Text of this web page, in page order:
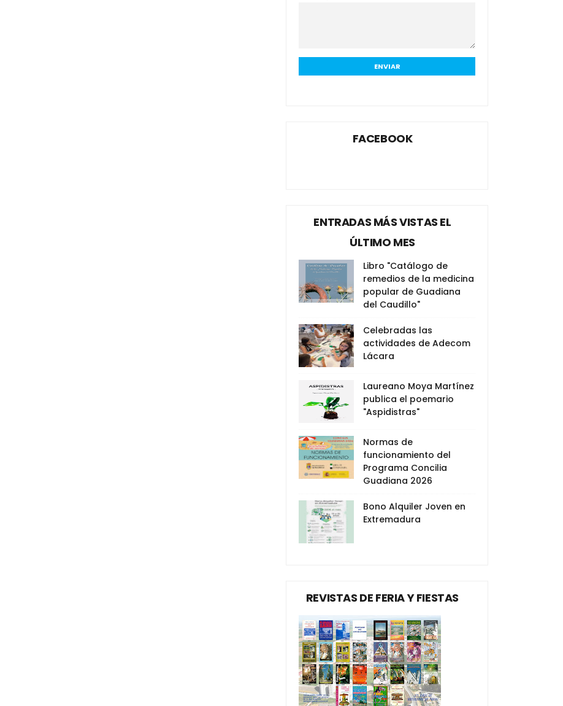
FACEBOOK
ENTRADAS MÁS VISTAS EL
ÚLTIMO MES
Libro "Catálogo de
remedios de la medicina
popular de Guadiana
del Caudillo"
Celebradas las
actividades de Adecom
Lácara
Laureano Moya Martínez
publica el poemario
"Aspidistras"
Normas de
funcionamiento del
Programa Concilia
Guadiana 2026
Bono Alquiler Joven en
Extremadura
REVISTAS DE FERIA Y FIESTAS